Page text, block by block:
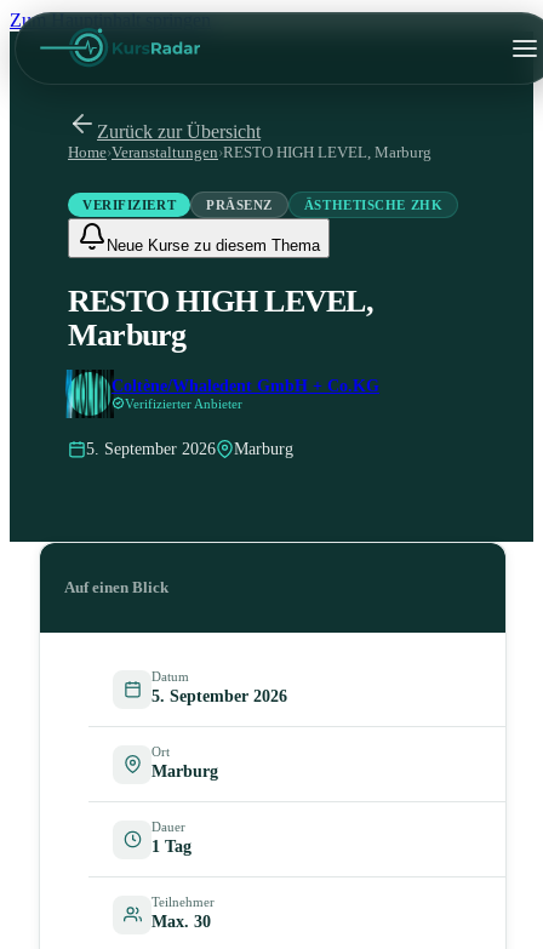
Zum Hauptinhalt springen
Zurück zur Übersicht
Home›Veranstaltungen›RESTO HIGH LEVEL, Marburg
VERIFIZIERT PRÄSENZ ÄSTHETISCHE ZHK
Neue Kurse zu diesem Thema
RESTO HIGH LEVEL,
Marburg
Coltène/Whaledent GmbH + Co.KG
Verifizierter Anbieter
5. September 2026 Marburg
Auf einen Blick
Datum
5. September 2026
Ort
Marburg
Dauer
1 Tag
Teilnehmer
Max. 30